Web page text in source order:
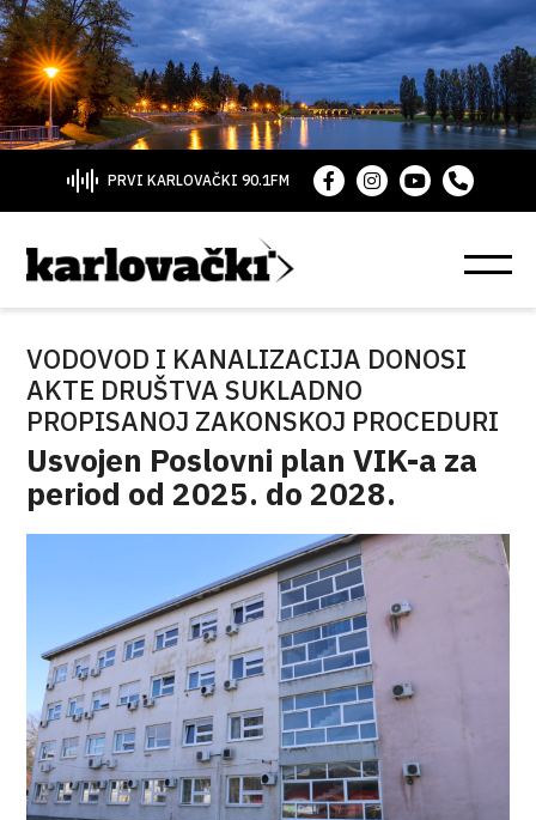
PRVI KARLOVAČKI 90.1FM
VODOVOD I KANALIZACIJA DONOSI
AKTE DRUŠTVA SUKLADNO
PROPISANOJ ZAKONSKOJ PROCEDURI
Usvojen Poslovni plan VIK-a za
period od 2025. do 2028.